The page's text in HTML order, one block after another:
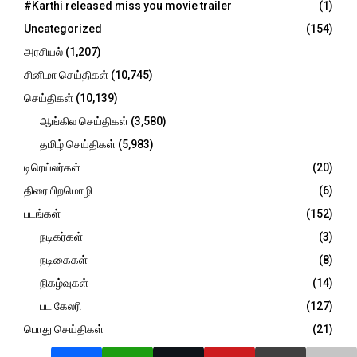
:
#Karthi released miss you movie trailer
(1)
Uncategorized
(154)
அரசியல் (1,207)
சினிமா செய்திகள் (10,745)
செய்திகள் (10,139)
ஆங்கில செய்திகள் (3,580)
தமிழ் செய்திகள் (5,983)
டிரெய்லர்கள்
(20)
திரை பிறமொழி
(6)
படங்கள்
(152)
நடிகர்கள்
(3)
நடிகைகள்
(8)
நிகழ்வுகள்
(14)
பட கேலரி
(127)
பொது செய்திகள்
(21)
விமர்சனம்
(947)